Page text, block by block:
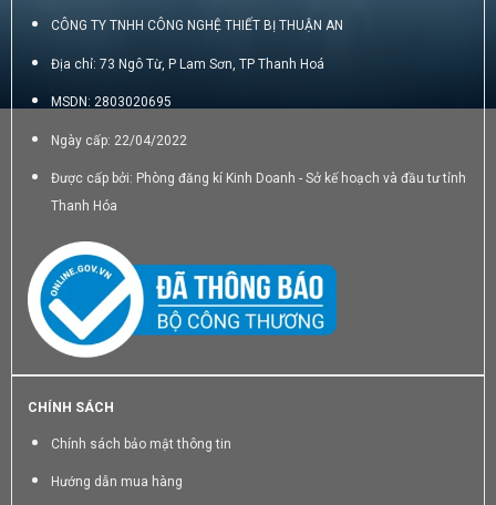
CÔNG TY TNHH CÔNG NGHỆ THIẾT BỊ THUẬN AN
Địa chỉ: 73 Ngô Từ, P Lam Sơn, TP Thanh Hoá
MSDN: 2803020695
Ngày cấp: 22/04/2022
Được cấp bởi: Phòng đăng kí Kinh Doanh - Sở kế hoạch và đầu tư tỉnh
Thanh Hóa
CHÍNH SÁCH
Chính sách bảo mật thông tin
Hướng dẫn mua hàng